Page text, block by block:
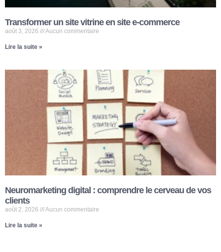
Transformer un site vitrine en site e-commerce
août 3, 2026 Aucun commentaire
Lire la suite »
Neuromarketing digital : comprendre le cerveau de vos
clients
août 2, 2026 Aucun commentaire
Lire la suite »